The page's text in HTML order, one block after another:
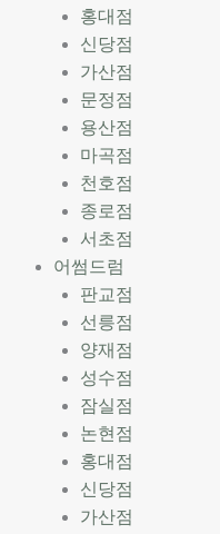
홍대점
신당점
가산점
문정점
용산점
마곡점
천호점
종로점
서초점
어썸드럼
판교점
선릉점
양재점
성수점
잠실점
논현점
홍대점
신당점
가산점